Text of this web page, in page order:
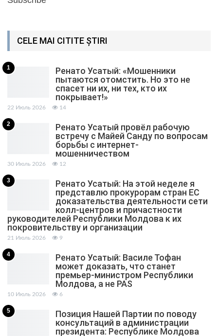
CELE MAI CITITE ȘTIRI
1
Ренато Усатый: «Мошенники
пытаются отомстить. Но это не
спасет ни их, ни тех, кто их
покрывает!»
22 Июль 2026 14
2
Ренато Усатый провёл рабочую
встречу с Майей Санду по вопросам
борьбы с интернет-
мошенничеством
30 Июль 2026 12
3
Ренато Усатый: На этой неделе я
представлю прокурорам стран ЕС
доказательства деятельности сети
колл-центров и причастности
руководителей Республики Молдова к их
покровительству и организации
21 Июль 2026 9
4
Ренато Усатый: Василе Тофан
может доказать, что станет
премьер-министром Республики
Молдова, а не PAS
10 Июль 2026 6
5
Позиция Нашей Партии по поводу
консультаций в администрации
президента: Республике Молдова